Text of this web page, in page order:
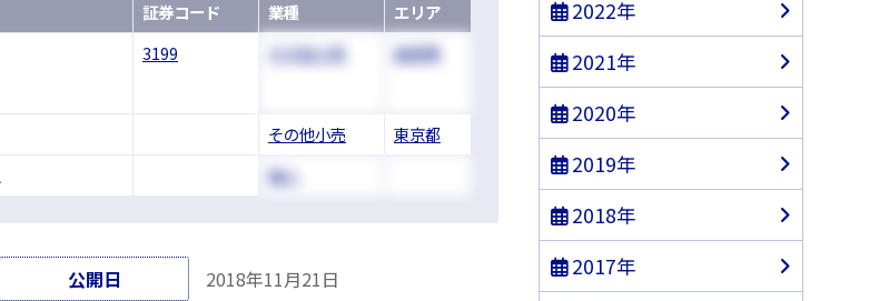
証券コード 業種
エリア
3199 その他小売 長野県
その他小売
東京都
個人
公開日 2018年11月21日
2022年
2021年
2020年
2019年
2018年
2017年